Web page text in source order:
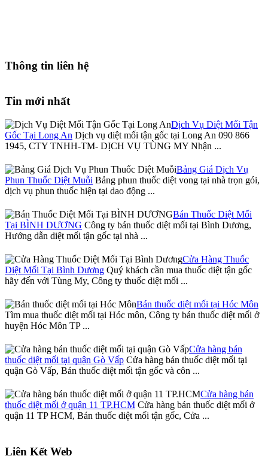
Thông tin liên hệ
Tin mới nhất
Dịch Vụ Diệt Mối Tận
Gốc Tại Long An Dịch vụ diệt mối tận gốc tại Long An 090 866
1945, CTY TNHH-TM- DỊCH VỤ TÙNG MY Nhận ...
Bảng Giá Dịch Vụ
Phun Thuốc Diệt Muỗi Bảng phun thuốc diệt vong tại nhà trọn gói,
dịch vụ phun thuốc hiện tại dao động ...
Bán Thuốc Diệt Mối
Tại BÌNH DƯƠNG Công ty bán thuốc diệt mối tại Bình Dương,
Hướng dẫn diệt mối tận gốc tại nhà ...
Cửa Hàng Thuốc
Diệt Mối Tại Bình Dương Quý khách cần mua thuốc diệt tận gốc
hãy đến với Tùng My, Công ty thuốc diệt mối ...
Bán thuốc diệt mối tại Hóc Môn
Tìm mua thuốc diệt mối tại Hóc môn, Công ty bán thuốc diệt mối ở
huyện Hóc Môn TP ...
Cửa hàng bán
thuốc diệt mối tại quận Gò Vấp Cửa hàng bán thuốc diệt mối tại
quận Gò Vấp, Bán thuốc diệt mối tận gốc và côn ...
Cửa hàng bán
thuốc diệt mối ở quận 11 TP.HCM Cửa hàng bán thuốc diệt mối ở
quận 11 TP HCM, Bán thuốc diệt mối tận gốc, Cửa ...
Liên Kết Web